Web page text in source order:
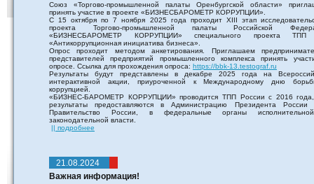
Союз «Торгово-промышленной палаты Оренбургской области»
принять участие в проекте «БИЗНЕСБАРОМЕТР КОРРУПЦИИ».
С 15 октября по 7 ноября 2025 года проходит XIII этап
проекта Торгово-промышленной палаты Российской
«БИЗНЕСБАРОМЕТР КОРРУПЦИИ» специального проекта
«Антикоррупционная инициатива бизнеса».
Опрос проходит методом анкетирования. Приглашаем
представителей предприятий промышленного комплекса принять
опросе. Ссылка для прохождения опроса: https://bbk-13.testograf.ru
Результаты будут представлены в декабре 2025 года на
интерактивной акции, приуроченной к Международному дню
коррупцией.
«БИЗНЕС-БАРОМЕТР КОРРУПЦИИ» проводится ТПП России с 2016
результаты предоставляются в Администрацию Президента
Правительство России, в федеральные органы
законодательной власти.
|| подробнее
21.08.2024
Важная информация!